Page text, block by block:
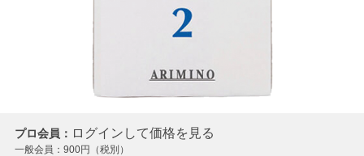
プロ会員： ログインして価格を見る
一般会員： 900円（税別）